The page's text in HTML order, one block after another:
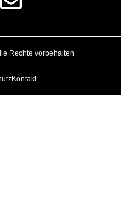
Rechte vorbehalten
Kontakt